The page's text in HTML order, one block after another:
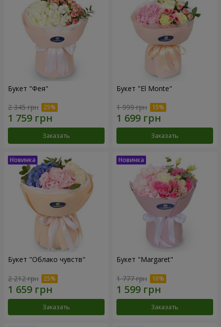
Букет "Фея"
2 345 грн
Заказать
Букет "El Monte"
1 999 грн
Заказать
Букет "Облако чувств"
2 212 грн
Заказать
Букет "Margaret"
1 777 грн
Заказать